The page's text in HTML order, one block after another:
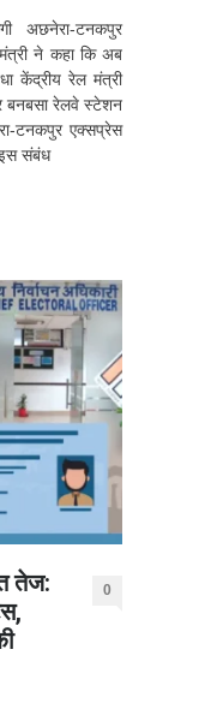
अछनेरा-टनकपुर
ने कहा कि अब
केंद्रीय रेल मंत्री
बनबसा रेलवे स्टेशन
टनकपुर एक्सप्रेस
इस संबंध
तेज:
0